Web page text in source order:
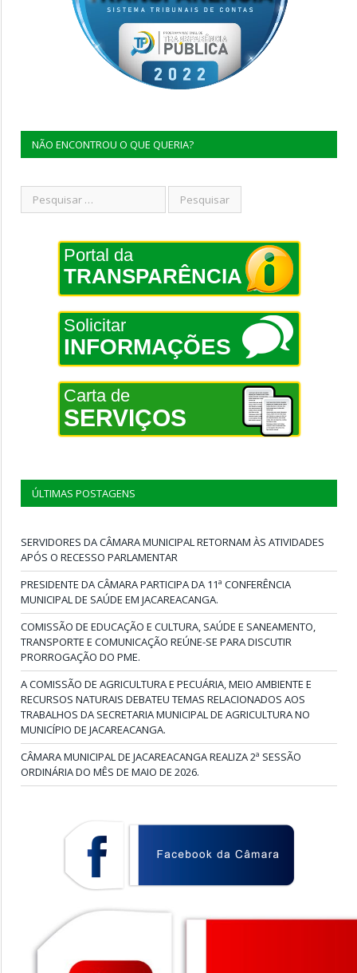
NÃO ENCONTROU O QUE QUERIA?
Portal da
TRANSPARÊNCIA
Solicitar
INFORMAÇÕES
Carta de
SERVIÇOS
ÚLTIMAS POSTAGENS
SERVIDORES DA CÂMARA MUNICIPAL RETORNAM ÀS ATIVIDADES
APÓS O RECESSO PARLAMENTAR
PRESIDENTE DA CÂMARA PARTICIPA DA 11ª CONFERÊNCIA
MUNICIPAL DE SAÚDE EM JACAREACANGA.
COMISSÃO DE EDUCAÇÃO E CULTURA, SAÚDE E SANEAMENTO,
TRANSPORTE E COMUNICAÇÃO REÚNE-SE PARA DISCUTIR
PRORROGAÇÃO DO PME.
A COMISSÃO DE AGRICULTURA E PECUÁRIA, MEIO AMBIENTE E
RECURSOS NATURAIS DEBATEU TEMAS RELACIONADOS AOS
TRABALHOS DA SECRETARIA MUNICIPAL DE AGRICULTURA NO
MUNICÍPIO DE JACAREACANGA.
CÂMARA MUNICIPAL DE JACAREACANGA REALIZA 2ª SESSÃO
ORDINÁRIA DO MÊS DE MAIO DE 2026.